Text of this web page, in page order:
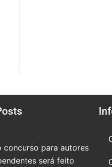
concurso para autores
será feito